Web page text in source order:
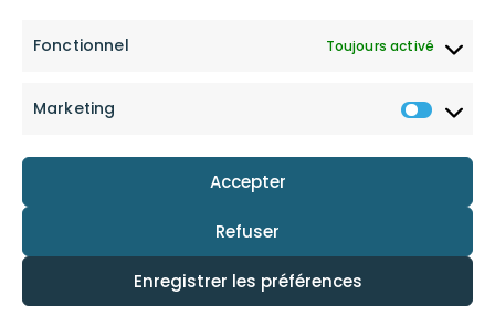
Fonctionnel Toujours activé
Marketing
Accepter
Refuser
Enregistrer les préférences
Le groupe
innov8 Connect
Contactez-nous
Investors